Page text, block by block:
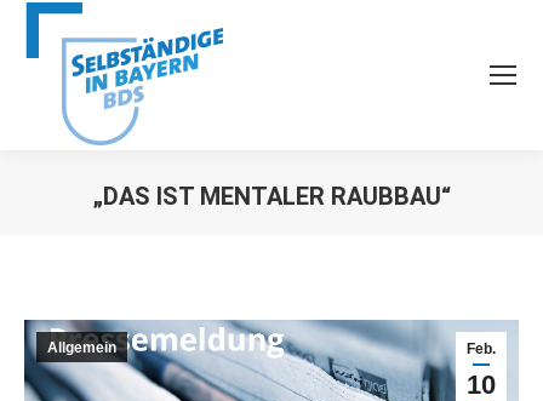
„DAS IST MENTALER RAUBBAU“
Feb.
10
Allgemein